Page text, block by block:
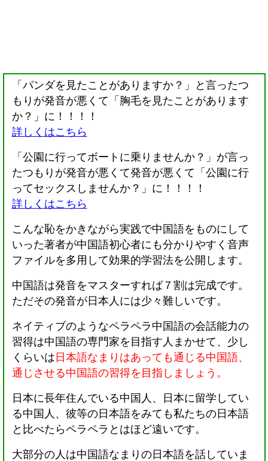
「パンダを見たことがありますか？」と言ったつ
もりが発音が悪くて「胸毛を見たことがあります
か？」に！！！！
詳しくはこちら
「公園に行ってボートに乗りませんか？」が言っ
たつもりが発音が悪くて発音が悪くて「公園に行
ってセックスしませんか？」に！！！！
詳しくはこちら
こんな恥をかきながら実践で中国語をものにして
いった著者が中国語初心者にも分かりやすく音声
ファイルを多用して効果的学習法を公開します。
中国語は発音をマスターすれば７割は完成です。
ただその発音が日本人には少々難しいです。
ネイティブのようなペラペラ中国語の会話能力の
習得は中国語の専門家を目指す人まかせて、少し
くらいは 日本語なまりはあっても通じる中国語、
通じさせる中国語の習得を目指しましょう。
日本に長年住んでいる中国人、日本に留学してい
る中国人、彼等の日本語をみても私たちの日本語
と比べたらペラペラとはほど遠いです。
大部分の人は中国語なまりの日本語を話していま